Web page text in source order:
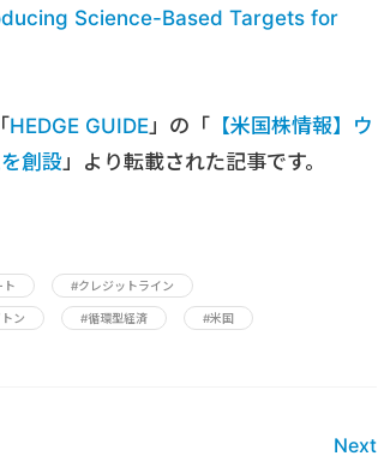
Science-Based Targets for
HEDGE GUIDE 」の「 【米国株情報】ウ
創設」より転載された記事です。
ト #クレジットライン
ン #循環型経済 #米国
Next